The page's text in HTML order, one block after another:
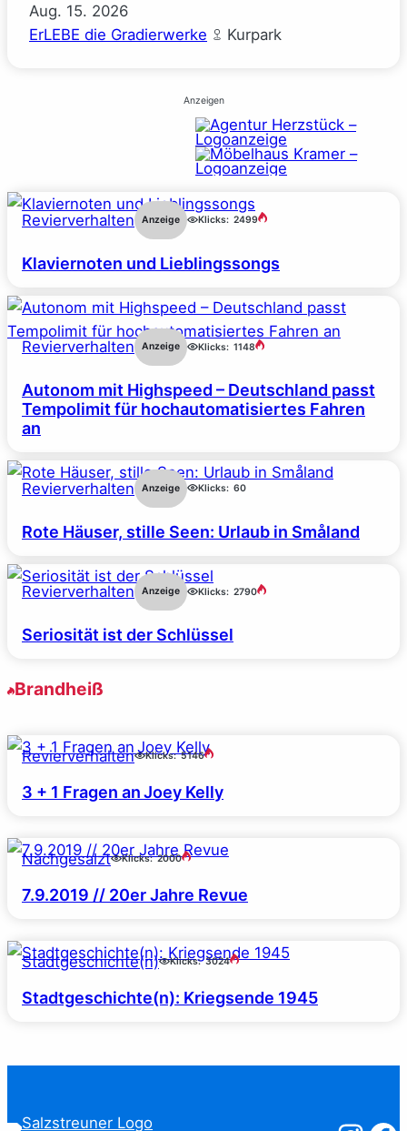
Aug. 15. 2026
ErLEBE die Gradierwerke
Kurpark
Anzeigen
Revierverhalten Anzeige Klicks: 2499
Klaviernoten und Lieblingssongs
Revierverhalten Anzeige Klicks: 1148
Autonom mit Highspeed – Deutschland passt
Tempolimit für hochautomatisiertes Fahren
an
Revierverhalten Anzeige Klicks: 60
Rote Häuser, stille Seen: Urlaub in Småland
Revierverhalten Anzeige Klicks: 2790
Seriosität ist der Schlüssel
Brandheiß
Revierverhalten Klicks: 5146
3 + 1 Fragen an Joey Kelly
Nachgesalzt Klicks: 2000
7.9.2019 // 20er Jahre Revue
Stadtgeschichte(n) Klicks: 3024
Stadtgeschichte(n): Kriegsende 1945